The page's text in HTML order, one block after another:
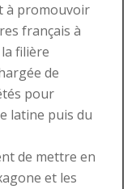
à promouvoir
français à
filière
de
pour
latine puis du
de mettre en
et les